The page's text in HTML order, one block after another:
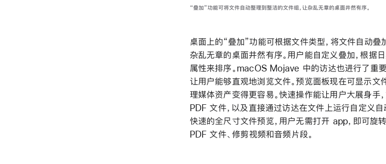
“叠加”功能可将文件自动整理到整洁的文件组，让杂乱无章的桌面井然有序。
桌面上的“叠加”功能可根据文件类型，将文件自动叠
杂乱无章的桌面井然有序。用户能自定义叠加，根据
属性来排序。macOS Mojave 中的访达也进行了重
让用户能够直观地浏览文件。预览面板现在可显示文
理媒体资产变得更容易。快速操作能让用户大展身手
PDF 文件，以及直接通过访达在文件上运行自定义自
快速的全尺寸文件预览，用户无需打开 app，即可旋
PDF 文件、修剪视频和音频片段。